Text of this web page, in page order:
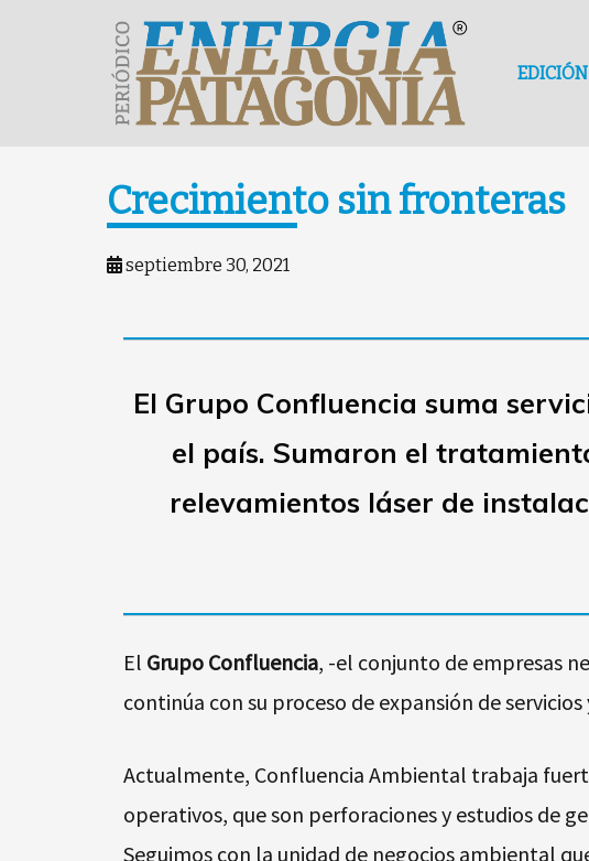
Crecimiento sin fronteras
septiembre 30, 2021
El Grupo Confluencia suma
el país. Sumaron el
relevamientos láser de
El Grupo Confluencia, -el conjunto de empresas
continúa con su proceso de expansión de
Actualmente, Confluencia Ambiental trabaja
operativos, que son perforaciones y estudios de
Seguimos con la unidad de negocios ambiental